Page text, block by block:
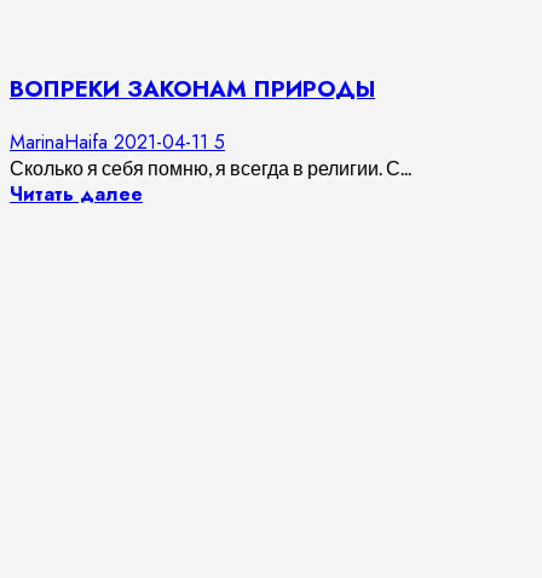
ВОПРЕКИ ЗАКОНАМ ПРИРОДЫ
MarinaHaifa 2021-04-11 5
Сколько я себя помню, я всегда в религии. С...
Читать далее